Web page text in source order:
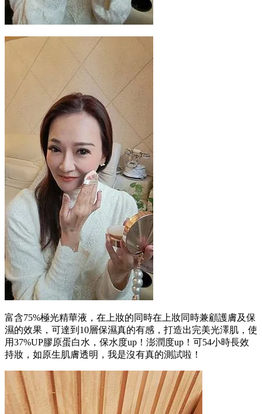
富含75%極光精華液，在上妝的同時在上妝同時兼顧護膚及保
濕的效果，可達到10層保濕真的有感，打造出完美光澤肌，使
用37%UP膠原蛋白水，保水度up！澎潤度up！可54小時長效
持妝，如原生肌膚透明，我是沒有真的測試啦！